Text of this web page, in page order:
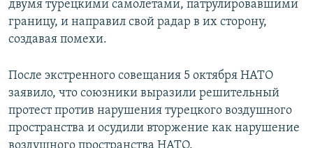
двумя турецкими самолетами, патрулировавшими
границу, и направил свой радар в их сторону,
создавая помехи.
После экстренного совещания 5 октября НАТО
заявило, что союзники выразили решительный
протест против нарушения турецкого воздушного
пространства и осудили вторжение как нарушение